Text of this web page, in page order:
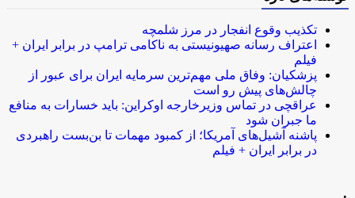
تکذیب وقوع انفجار در مرز شلمچه
اعتراف رسانه صهیونیستی به ناکامی ترامپ در برابر ایران +
فیلم
پزشکیان: وفاق ملی مهم‌ترین سرمایه ایران برای عبور از
چالش‌های پیش رو است
عراقچی در تماس وزیرخارجه اوکراین: باید خسارات به منافع
ما جبران شود
پاشنه آشیل‌های آمریکا؛ از کمبود مهمات تا بن‌بست راهبردی
در برابر ایران + فیلم